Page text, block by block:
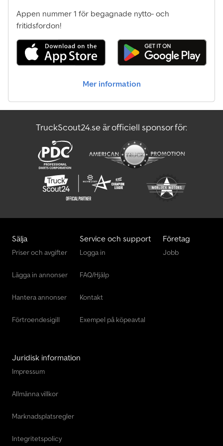
Andra Rotorharvar
Andra Sidoladdare
Andra Skivharv
Andra Sophantering
Andra Tränare
Andra Vält
Appen nummer 1 för begagnade nytto- och
fritidsfordon!
Mer information
TruckScout24.se är officiell sponsor för:
Sälja
Priser och avgifter
Lägga in annonser
Hantera annonser
Förtroendesigill
Service och support
Logga in
FAQ/Hjälp
Kontakt
Exempel på köpeavtal
Företag
Jobb
Juridisk information
Impressum
Allmänna villkor
Marknadsplatsregler
Integritetspolicy